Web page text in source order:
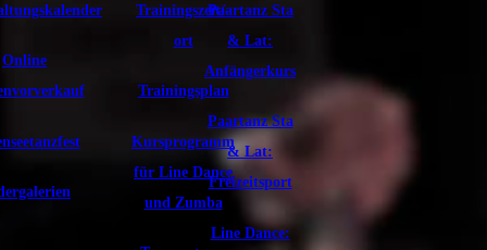
Online
Trainingszeit/-
ort
Trainingsplan
Kursprogramm
für Line Dance
und Zumba
Paartanz Sta
& Lat:
Anfängerkurs
Paartanz Sta
& Lat:
Freizeitsport
Line Dance: